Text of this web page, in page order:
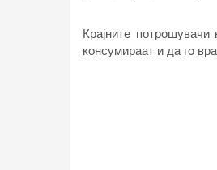
Крајните
консумираат и да гo